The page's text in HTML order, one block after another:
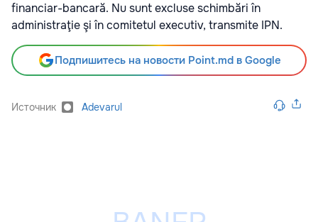
financiar-bancară. Nu sunt excluse schimbări în
administraţie şi în comitetul executiv, transmite IPN.
Подпишитесь на новости Point.md в Google
Источник Adevarul